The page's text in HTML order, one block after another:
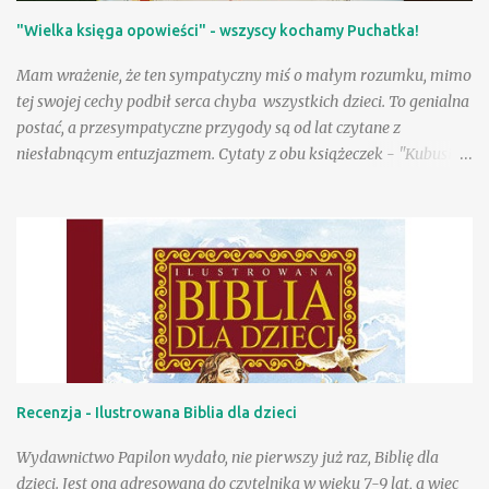
Magnuszewską , zatem sięgnięcie po tom "Danuta Wawiłow
dzieciom" było jak spotkanie z dobrymi, bardzo lubianymi
(wyznam, że my właśnie do nich należymy), ale są pewnie tacy,
którzy lubią je, choć tego so...
"Wielka księga opowieści" - wszyscy kochamy Puchatka!
Mam wrażenie, że ten sympatyczny miś o małym rozumku, mimo
tej swojej cechy podbił serca chyba wszystkich dzieci. To genialna
postać, a przesympatyczne przygody są od lat czytane z
niesłabnącym entuzjazmem. Cytaty z obu książeczek - "Kubusia
filmów pełnometrażowych, zagościł na przeróżnych gadżetach,
ubraniach, przyborach szkolnych. Tu na ogół wykorzystywany
jest jego wizerunek stworzony w wytwórni Walta Disneya.
Poczciwy, okrąglutki miś w czerwonej koszulce przyciąga przed
odbiorniki rzeszę wiernych małych fanów, a i dorośli chętnie
zerkają na jego przygody, w końcu to rzecz kultowa. Wydana
niedawno przez Egmont "Wielka księga opowieści" to
fantastyczna pozycja dla wielbicieli przygód Puchatka. W książce
same przygody to nowe teksty stworzone przez współczesnych
Recenzja - Ilustrowana Biblia dla dzieci
Wydawnictwo Papilon wydało, nie pierwszy już raz, Biblię dla
dzieci. Jest ona adresowana do czytelnika w wieku 7-9 lat, a więc